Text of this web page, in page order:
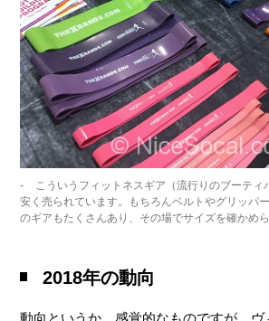
こういうフィットネスギア（流行りのブーティ
安く売られています。もちろんベルトやグリッパ
のギアもたくさんあり、その場でサイズを確かめ
2018年の動向